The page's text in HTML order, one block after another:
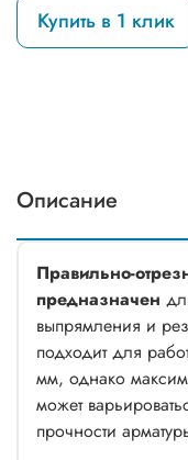
Купить в 1 клик
Описание
Правильно-
предназначен
выпрямления и
подходит для
мм, однако
может
прочности